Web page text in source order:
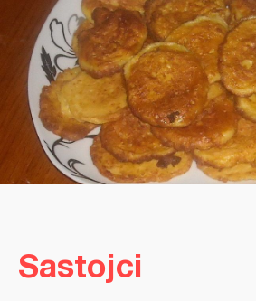
Sastojci